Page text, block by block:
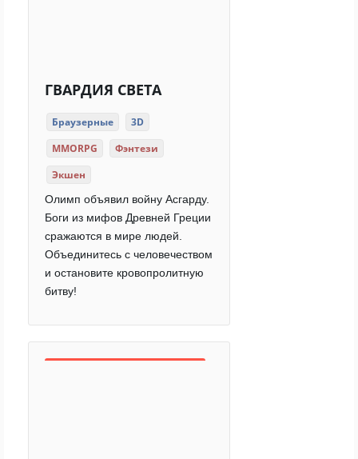
ГВАРДИЯ СВЕТА
Браузерные
3D
MMORPG
Фэнтези
Экшен
Олимп объявил войну Асгарду.
Боги из мифов Древней Греции
сражаются в мире людей.
Объединитесь с человечеством
и остановите кровопролитную
битву!